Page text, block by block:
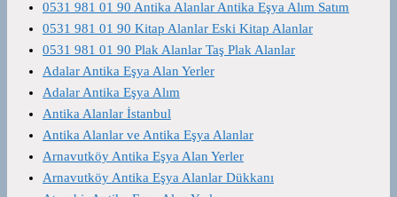
0531 981 01 90 Antika Alanlar Antika Eşya Alım Satım
0531 981 01 90 Kitap Alanlar Eski Kitap Alanlar
0531 981 01 90 Plak Alanlar Taş Plak Alanlar
Adalar Antika Eşya Alan Yerler
Adalar Antika Eşya Alım
Antika Alanlar İstanbul
Antika Alanlar ve Antika Eşya Alanlar
Arnavutköy Antika Eşya Alan Yerler
Arnavutköy Antika Eşya Alanlar Dükkanı